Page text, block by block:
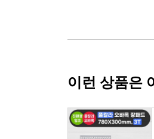
이런 상품은